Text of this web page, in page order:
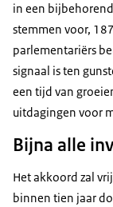
in een
stemmen voor,
parlementariërs
signaal is ten
een tijd van
uitdagingen voor
Bijna alle
Het akkoord zal
binnen tien jaar